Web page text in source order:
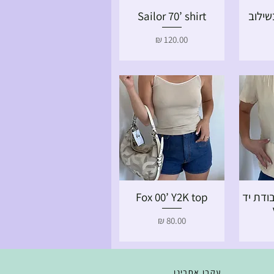
תצוגה מהירה
Sailor 70’ shirt
מחיר
יד
תצוגה מהירה
Fox 00’ Y2K top
מחיר‏80.00 ‏₪